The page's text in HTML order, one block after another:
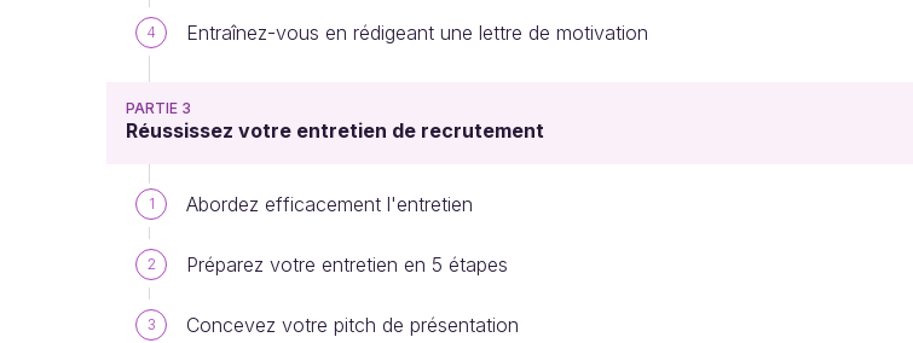
4 Entraînez-vous en rédigeant une lettre de motivation
PARTIE 3
Réussissez votre entretien de recrutement
1 Abordez efficacement l'entretien
2 Préparez votre entretien en 5 étapes
3 Concevez votre pitch de présentation